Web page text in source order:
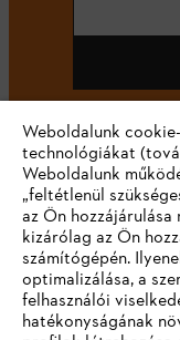
Weboldalunk
technológiákat
Weboldalunk
„feltétlenül
az Ön
kizárólag az Ön
számítógépén.
optimalizálása, a
felhasználói
hatékonyságának